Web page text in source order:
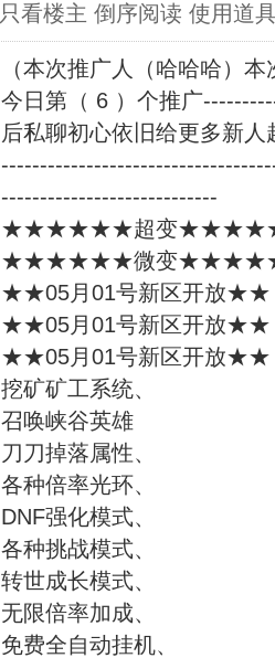
只看楼主 倒序阅读 使用道
（本次推广人（哈哈哈）
今日第（ 6 ）个推广
后私聊初心依旧给更多新人
----------------------------
★★★★★★超变★★★★★★
★★★★★★微变★★★★★★
★★05月01号新区开放★★
★★05月01号新区开放★★
★★05月01号新区开放★★
挖矿矿工系统、
召唤峡谷英雄
刀刀掉落属性、
各种倍率光环、
DNF强化模式、
各种挑战模式、
转世成长模式、
无限倍率加成、
免费全自动挂机、